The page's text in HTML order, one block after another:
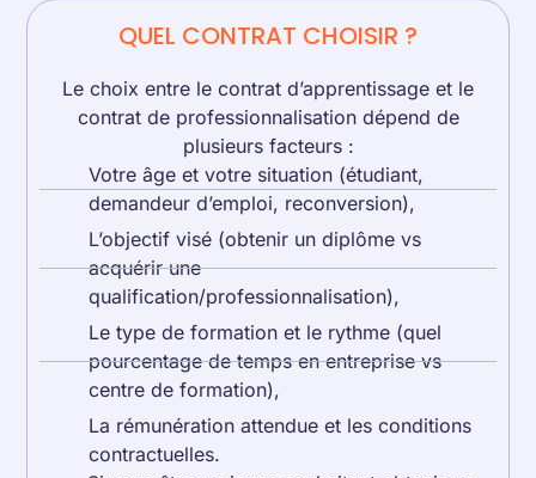
QUEL CONTRAT CHOISIR ?
Le choix entre le contrat d’apprentissage et le
contrat de professionnalisation dépend de
plusieurs facteurs :
Votre âge et votre situation (étudiant,
demandeur d’emploi, reconversion),
L’objectif visé (obtenir un diplôme vs
acquérir une
qualification/professionnalisation),
Le type de formation et le rythme (quel
pourcentage de temps en entreprise vs
centre de formation),
La rémunération attendue et les conditions
contractuelles.